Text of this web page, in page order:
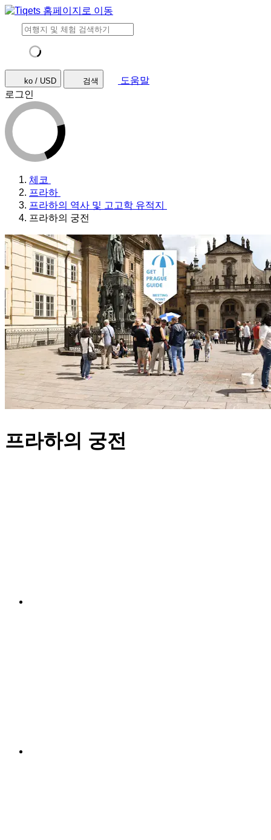
ko / USD 검색
도움말
로그인
체코
프라하
프라하의 역사 및 고고학 유적지
프라하의 궁전
프라하의 궁전